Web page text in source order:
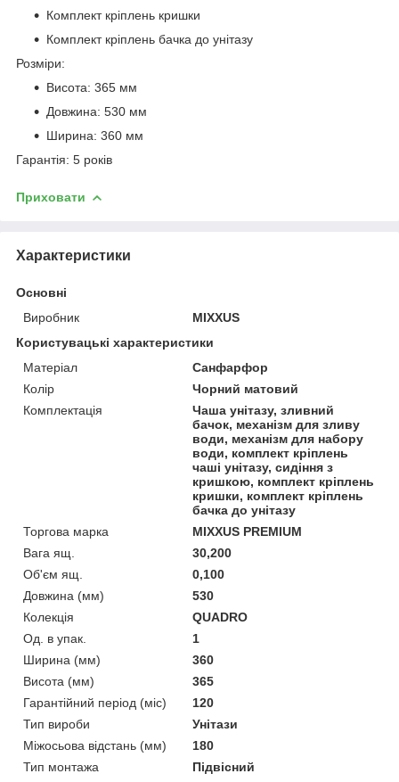
Комплект кріплень кришки
Комплект кріплень бачка до унітазу
Розміри:
Висота: 365 мм
Довжина: 530 мм
Ширина: 360 мм
Гарантія: 5 років
Приховати
Характеристики
Основні
Виробник
MIXXUS
Користувацькі характеристики
Матеріал
Санфарфор
Колір
Чорний матовий
Комплектація
Чаша унітазу, зливний
бачок, механізм для зливу
води, механізм для набору
води, комплект кріплень
чаші унітазу, сидіння з
кришкою, комплект кріплень
кришки, комплект кріплень
бачка до унітазу
Торгова марка
MIXXUS PREMIUM
Вага ящ.
30,200
Об'єм ящ.
0,100
Довжина (мм)
530
Колекція
QUADRO
Од. в упак.
1
Ширина (мм)
360
Висота (мм)
365
Гарантійний період (міс)
120
Тип вироби
Унітази
Міжосьова відстань (мм)
180
Тип монтажа
Підвісний